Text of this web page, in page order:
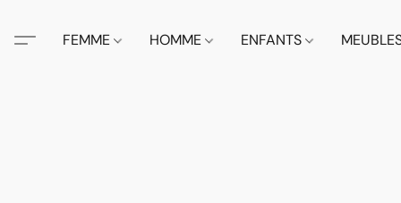
FEMME HOMME ENFANTS